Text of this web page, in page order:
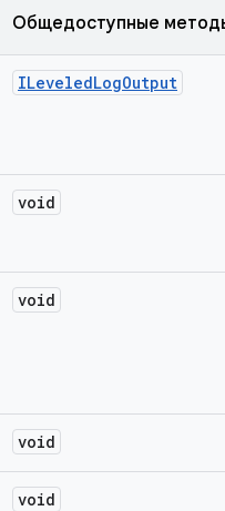
Общедоступные
ILeveledLogOutput
void
void
void
void